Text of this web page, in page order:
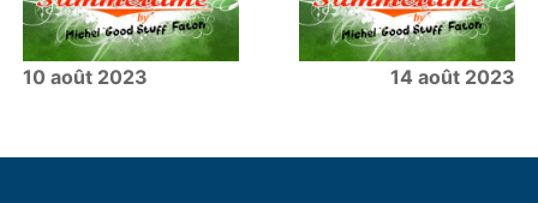
10 août 2023 14 août 2023